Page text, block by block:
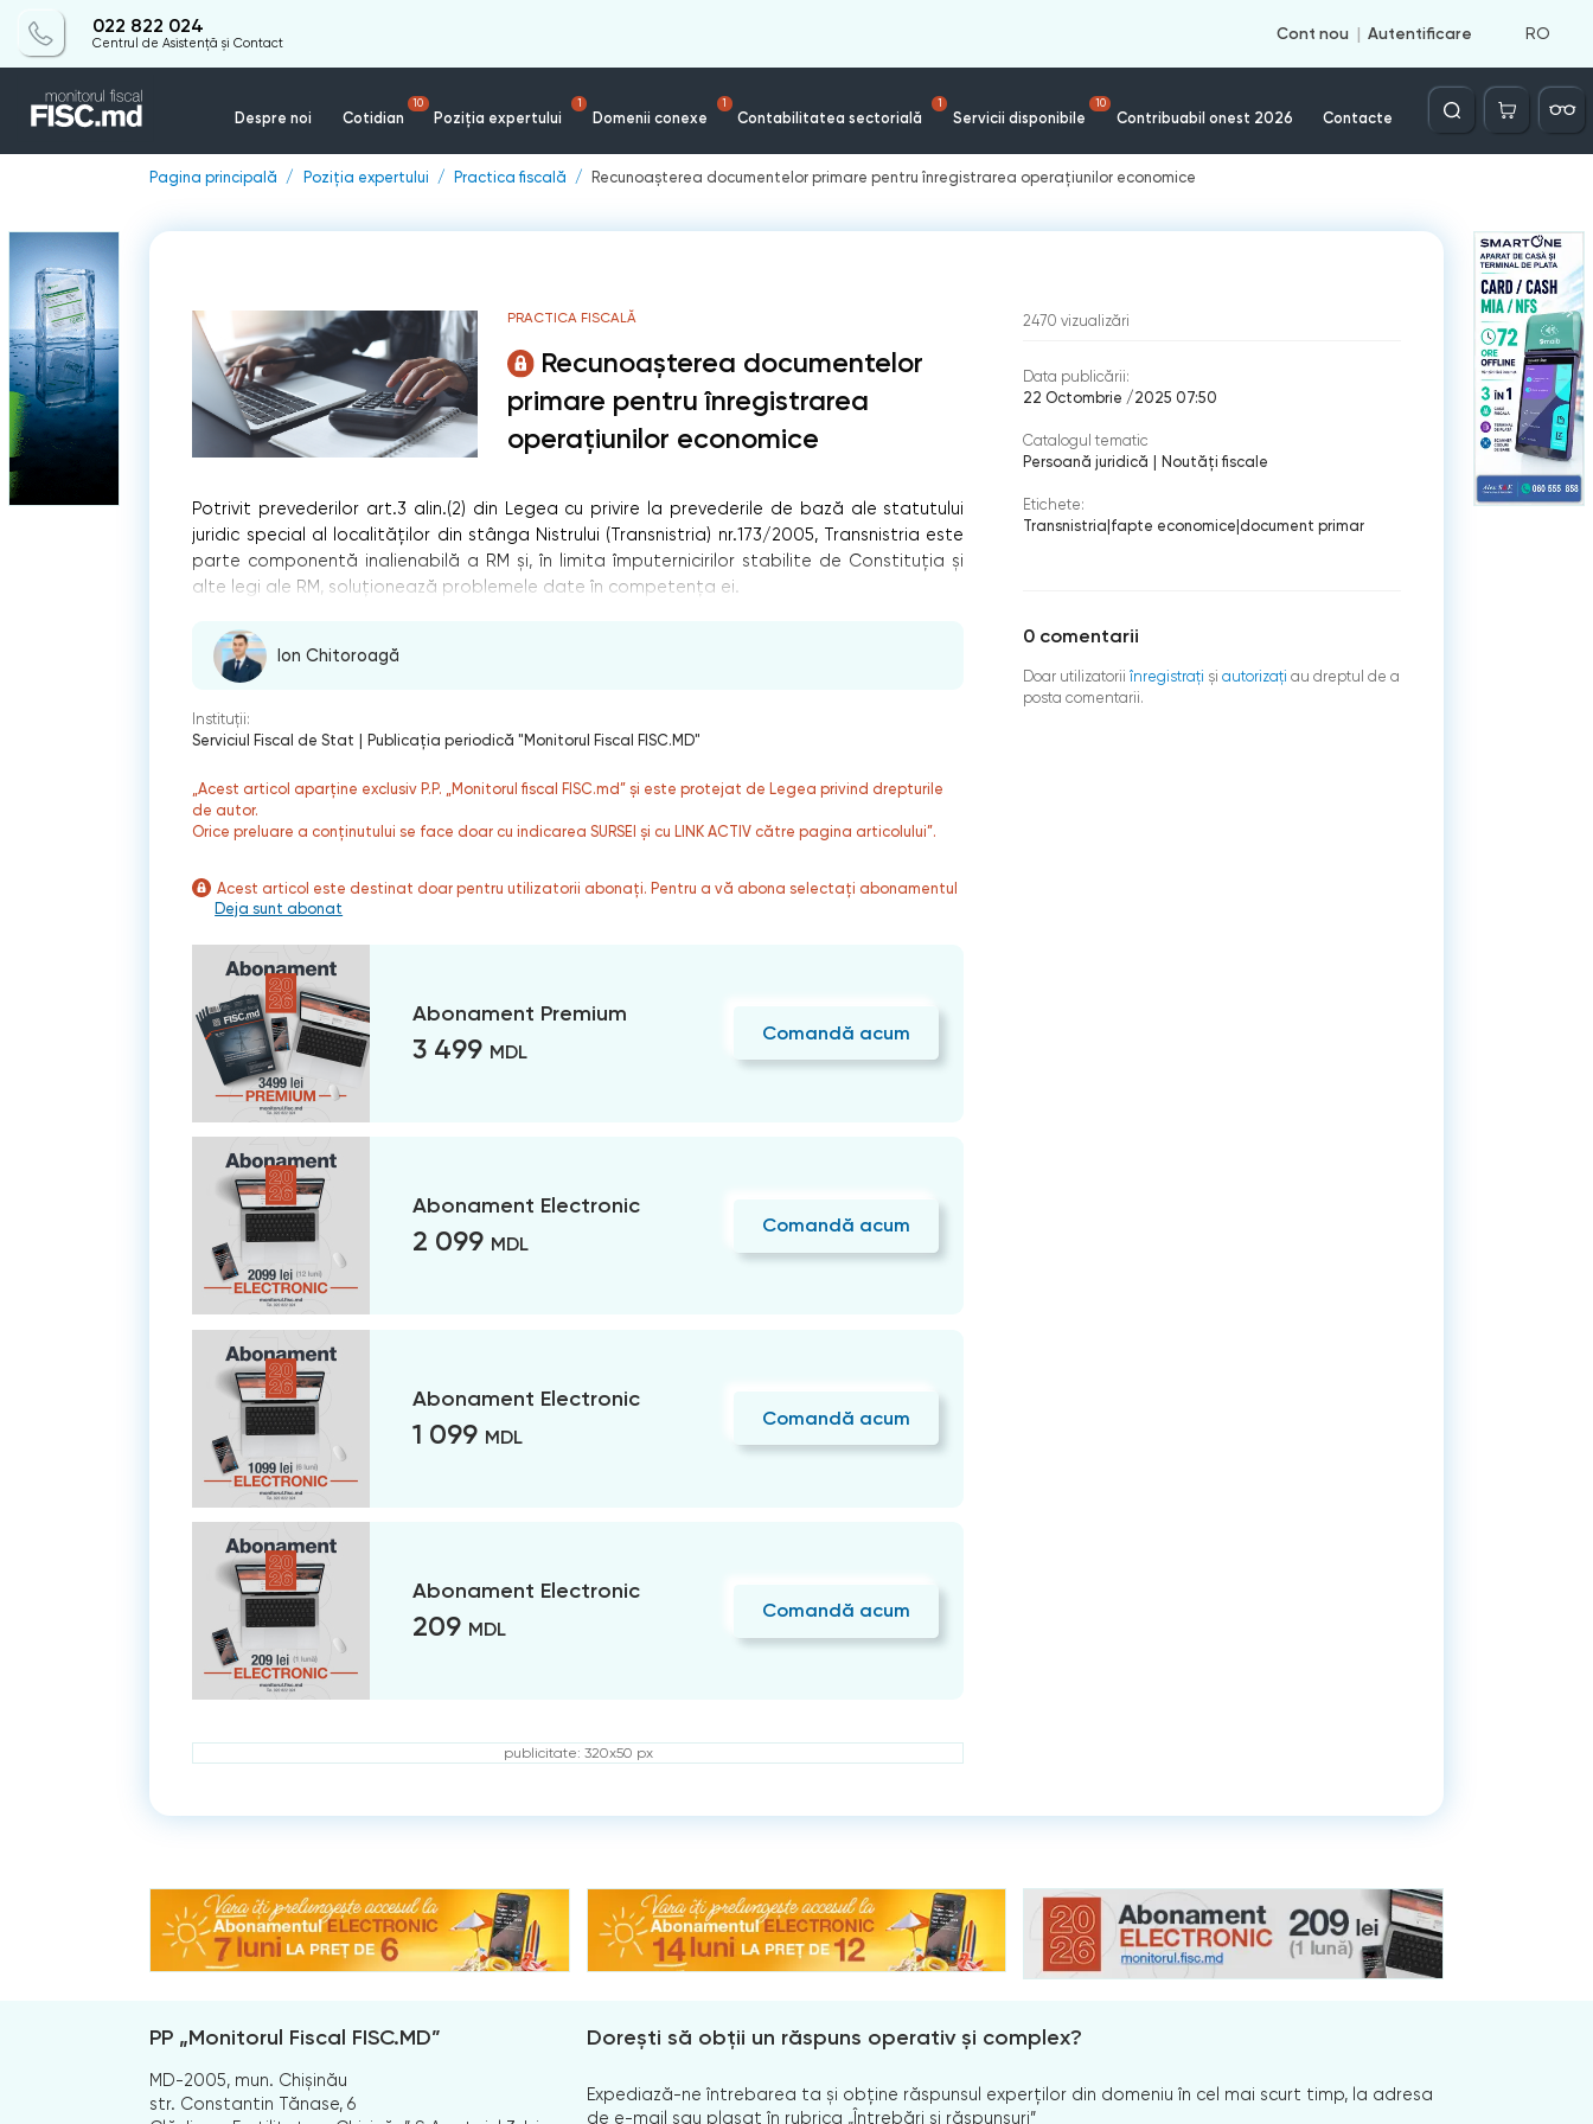
022 822 024
Centrul de Asistență și Contact
Cont nou Autentificare RO
Despre noi Cotidian
10
Poziția expertului
1
Domenii conexe
1
Contabilitatea sectorială
1
Servicii disponibile
10
Contribuabil onest 2026 Contacte
Căutare
Pagina principală Poziția expertului Practica fiscală Recunoașterea documentelor primare pentru înregistrarea operațiunilor economice
PRACTICA FISCALĂ
Recunoașterea documentelor
primare pentru înregistrarea
operațiunilor economice
Potrivit prevederilor art.3 alin.(2) din Legea cu privire la prevederile de bază ale statutului
juridic special al localităţilor din stânga Nistrului (Transnistria) nr.173/2005, Transnistria este
parte componentă inalienabilă a RM şi, în limita împuternicirilor stabilite de Constituţia şi
alte legi ale RM, soluţionează problemele date în competenţa ei.
Ion Chitoroagă
Instituții:
Serviciul Fiscal de Stat
Publicaţia periodică "Monitorul Fiscal FISC.MD"
„Acest articol aparține exclusiv P.P. „Monitorul fiscal FISC.md” și este protejat de Legea privind drepturile
de autor.
Orice preluare a conținutului se face doar cu indicarea SURSEI și cu LINK ACTIV către pagina articolului”.
Acest articol este destinat doar pentru utilizatorii abonați. Pentru a vă abona selectați abonamentul
Deja sunt abonat
Abonament Premium
3 499 MDL
Comandă acum
Abonament Electronic
2 099 MDL
Comandă acum
Abonament Electronic
1 099 MDL
Comandă acum
Abonament Electronic
209 MDL
Comandă acum
publicitate: 320x50 px
2470 vizualizări
Data publicării:
22 Octombrie /2025 07:50
Catalogul tematic
Persoană juridică
Noutăți fiscale
Etichete:
Transnistria fapte economice document primar
0 comentarii
Doar utilizatorii înregistraţi şi autorizați au dreptul de a
posta comentarii.
PP „Monitorul Fiscal FISC.MD”
MD-2005, mun. Chișinău
str. Constantin Tănase, 6
Dorești să obții un răspuns operativ și complex?
Expediază-ne întrebarea ta și obține răspunsul experților din domeniu în cel mai scurt timp, la adresa
de e-mail sau plasat în rubrica „Întrebări și răspunsuri”